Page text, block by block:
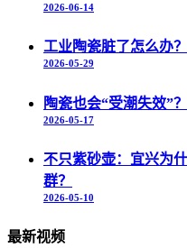
2026-06-14
工业陶瓷脏了怎么办
2026-05-29
陶瓷也会“受潮失效”
2026-05-17
不只紫砂壶：宜兴为
群？
2026-05-10
最新视频